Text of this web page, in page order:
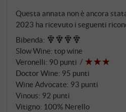
questa nuova era con
famiglia Planeta, pionieri del
ha raggiunto nel 2008 le
dell’Etna e ha
straordinario potenziale dei
Feudo di Mezzo, situato a
sabbie laviche nere e
nascono vini dall’espressività
Questa annata non è ancora
2023 ha ricevuto i seguenti
Bibenda:
Slow Wine: top wine
Veronelli: 90 punti
Doctor Wine: 95 punti
Wine Advocate: 93 punti
Vinous: 92 punti
Vitigno: 100% Nerello